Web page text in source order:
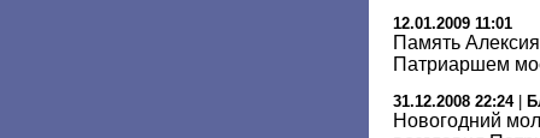
12.01.2009 11:01
Память
Патриаршем
31.12.2008 22:24|
Новогодний